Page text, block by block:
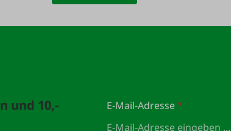
und 10,-
E-Mail-Adresse*